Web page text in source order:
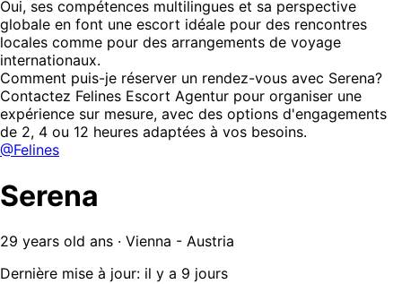
Oui, ses compétences multilingues et sa perspective
globale en font une escort idéale pour des rencontres
locales comme pour des arrangements de voyage
internationaux.
Comment puis-je réserver un rendez-vous avec Serena?
Contactez Felines Escort Agentur pour organiser une
expérience sur mesure, avec des options d'engagements
de 2, 4 ou 12 heures adaptées à vos besoins.
@Felines
Serena
29 years old ans · Vienna - Austria
Dernière mise à jour: il y a 9 jours